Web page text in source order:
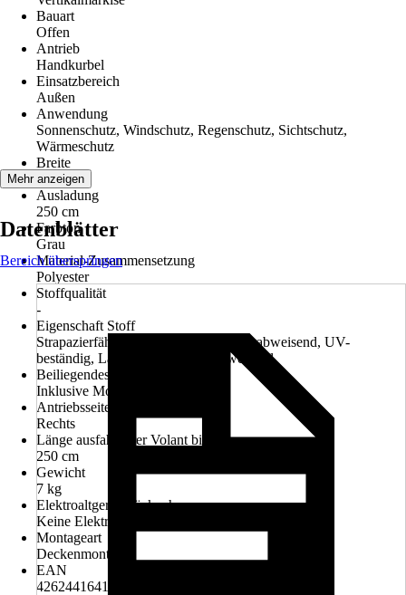
Bauart
Offen
Antrieb
Handkurbel
Einsatzbereich
Außen
Anwendung
Sonnenschutz, Windschutz, Regenschutz, Sichtschutz,
Wärmeschutz
Breite
160 cm
Ausladung
250 cm
Farbton
Grau
Material-Zusammensetzung
Polyester
Stoffqualität
-
Eigenschaft Stoff
Strapazierfähig, Atmungsaktiv, Wasserabweisend, UV-
beständig, Langlebig, Schmutzabweisend
Beiliegendes Zubehör
Inklusive Montagematerial
Antriebsseite
Rechts
Länge ausfahrbarer Volant bis
250 cm
Gewicht
7 kg
Elektroaltgerät-Rücknahme
Keine Elektrogeräte enthalten
Montageart
Deckenmontage
EAN
4262441641006
Mehr anzeigen
Datenblätter
Bereich überspringen